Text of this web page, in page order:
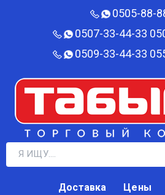
0505-88-
0507-33-44-33
0509-33-44-33
Доставка Цены